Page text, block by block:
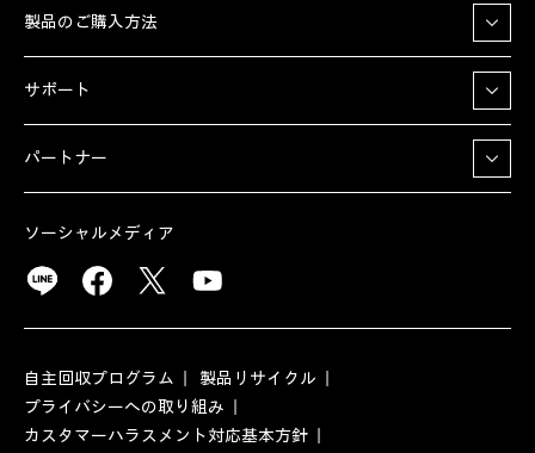
製品のご購入方法
サポート
パートナー
ソーシャルメディア
自主回収プログラム
製品リサイクル
プライバシーへの取り組み
カスタマーハラスメント対応基本方針